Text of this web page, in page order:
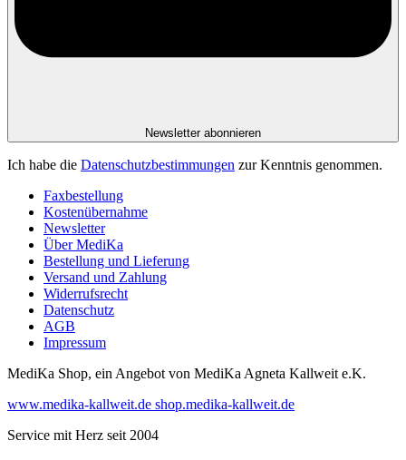
Newsletter abonnieren
Ich habe die Datenschutzbestimmungen zur Kenntnis genommen.
Faxbestellung
Kostenübernahme
Newsletter
Über MediKa
Bestellung und Lieferung
Versand und Zahlung
Widerrufsrecht
Datenschutz
AGB
Impressum
MediKa Shop, ein Angebot von MediKa Agneta Kallweit e.K.
www.medika-kallweit.de shop.medika-kallweit.de
Service mit Herz seit 2004